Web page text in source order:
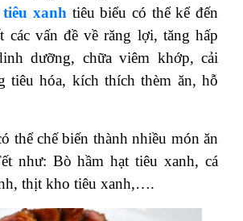
xanhtiêu biểu có thể kể đến
các vấn đề về răng lợi, tăng hấp
dưỡng, chữa viêm khớp, cải
tiêu hóa, kích thích thèm ăn, hỗ
thể chế biến thành nhiều món ăn
như: Bò hầm hạt tiêu xanh, cá
thịt kho tiêu xanh,….